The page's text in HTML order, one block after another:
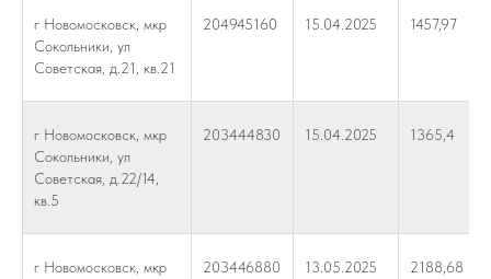
г Новомосковск, мкр
Сокольники, ул
Советская, д.21, кв.21
204945160 15.04.2025 1457,97
г Новомосковск, мкр
Сокольники, ул
Советская, д.22/14,
кв.5
203444830 15.04.2025 1365,4
г Новомосковск, мкр
203446880 13.05.2025 2188,68